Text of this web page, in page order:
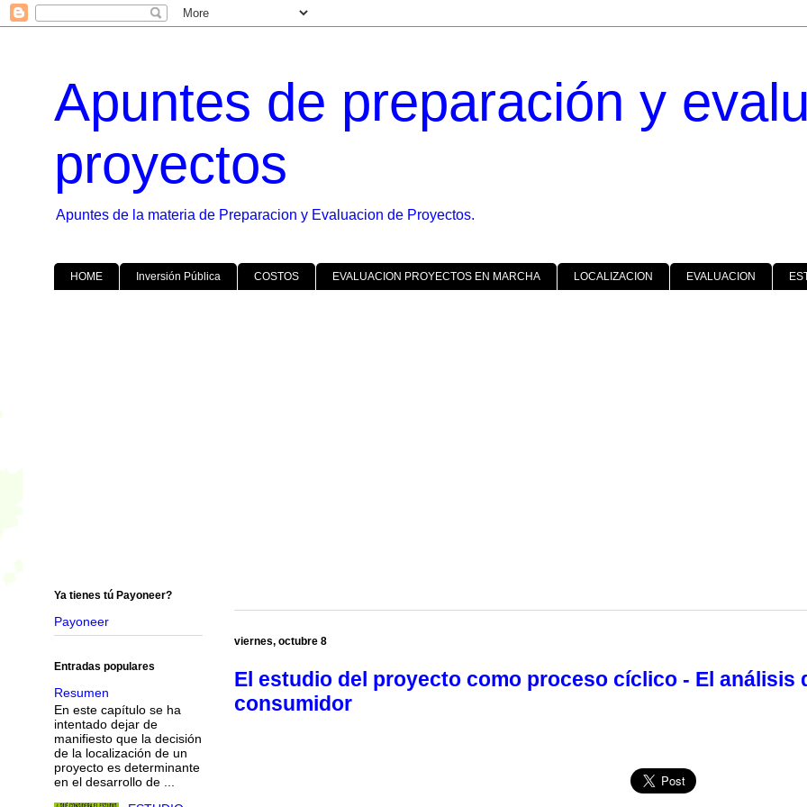
Apuntes de preparación y
proyectos
Apuntes de la materia de Preparacion y Evaluacion de Proyectos.
HOME Inversión Pública COSTOS EVALUACION PROYECTOS EN MARCHA LOCALIZACION EVALUACION
viernes, octubre 8
El estudio del proyecto como proceso cíclico - El análisis
consumidor
Ya tienes tú Payoneer?
Payoneer
Entradas populares
Resumen
En este capítulo se ha
intentado dejar de
manifiesto que la decisión
de la localización de un
proyecto es determinante
en el desarrollo de ...